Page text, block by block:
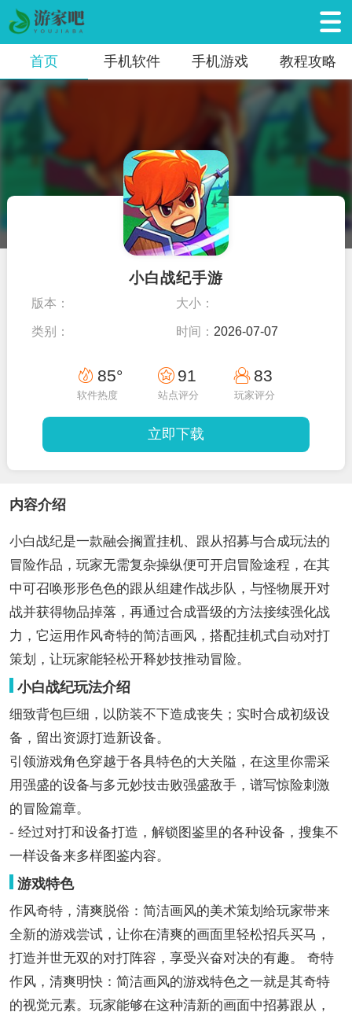
首页 手机软件 手机游戏 教程攻略
小白战纪手游
版本： 大小：
类别： 时间： 2026-07-07
85°
软件热度
91
站点评分
83
玩家评分
立即下载
内容介绍
小白战纪是一款融会搁置挂机、跟从招募与合成玩法的
冒险作品，玩家无需复杂操纵便可开启冒险途程，在其
中可召唤形形色色的跟从组建作战步队，与怪物展开对
战并获得物品掉落，再通过合成晋级的方法接续强化战
力，它运用作风奇特的简洁画风，搭配挂机式自动对打
策划，让玩家能轻松开释妙技推动冒险。
小白战纪玩法介绍
细致背包巨细，以防装不下造成丧失；实时合成初级设
备，留出资源打造新设备。
引领游戏角色穿越于各具特色的大关隘，在这里你需采
用强盛的设备与多元妙技击败强盛敌手，谱写惊险刺激
的冒险篇章。
- 经过对打和设备打造，解锁图鉴里的各种设备，搜集不
一样设备来多样图鉴内容。
游戏特色
作风奇特，清爽脱俗：简洁画风的美术策划给玩家带来
全新的游戏尝试，让你在清爽的画面里轻松招兵买马，
打造并世无双的对打阵容，享受兴奋对决的有趣。 奇特
作风，清爽明快：简洁画风的游戏特色之一就是其奇特
的视觉元素。玩家能够在这种清新的画面中招募跟从，